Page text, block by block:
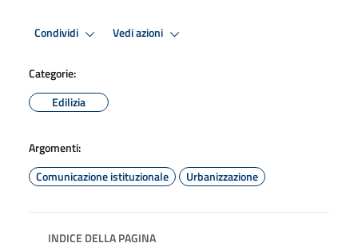
Condividi Vedi azioni
Categorie:
Edilizia
Argomenti:
Comunicazione istituzionale
Urbanizzazione
INDICE DELLA PAGINA